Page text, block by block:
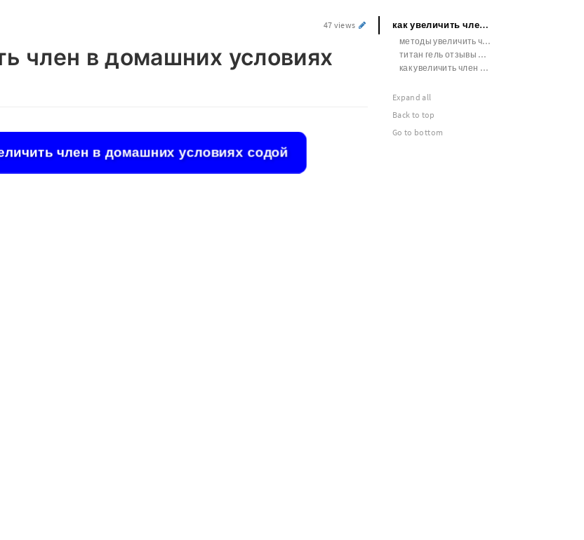
47 views
член в домашних условиях
член в домашних условиях содой
как увеличить член в домашних условиях содой
методы увеличить член
титан гель отзывы фото
как увеличить член во время секса
Expand all
Back to top
Go to bottom